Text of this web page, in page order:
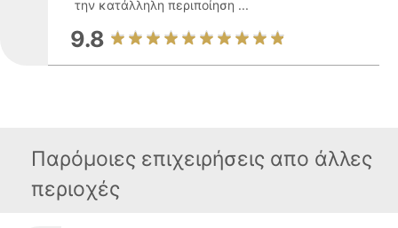
την κατάλληλη περιποίηση ...
9.8
Παρόμοιες επιχειρήσεις απο άλλες
περιοχές